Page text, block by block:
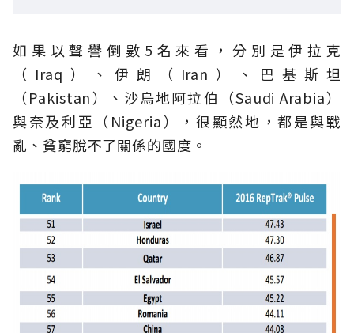
如果以聲譽倒數5名來看，分別是伊拉克
（Iraq）、伊朗（Iran）、巴基斯坦
（Pakistan）、沙烏地阿拉伯（Saudi Arabia）
與奈及利亞（Nigeria），很顯然地，都是與戰
亂、貧窮脫不了關係的國度。